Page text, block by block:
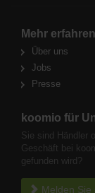
Mehr erfahren
Über uns
Jobs
Presse
koomio für
Sie sind Händler
Geschäft bei
gefunden wird?
Melden Sie